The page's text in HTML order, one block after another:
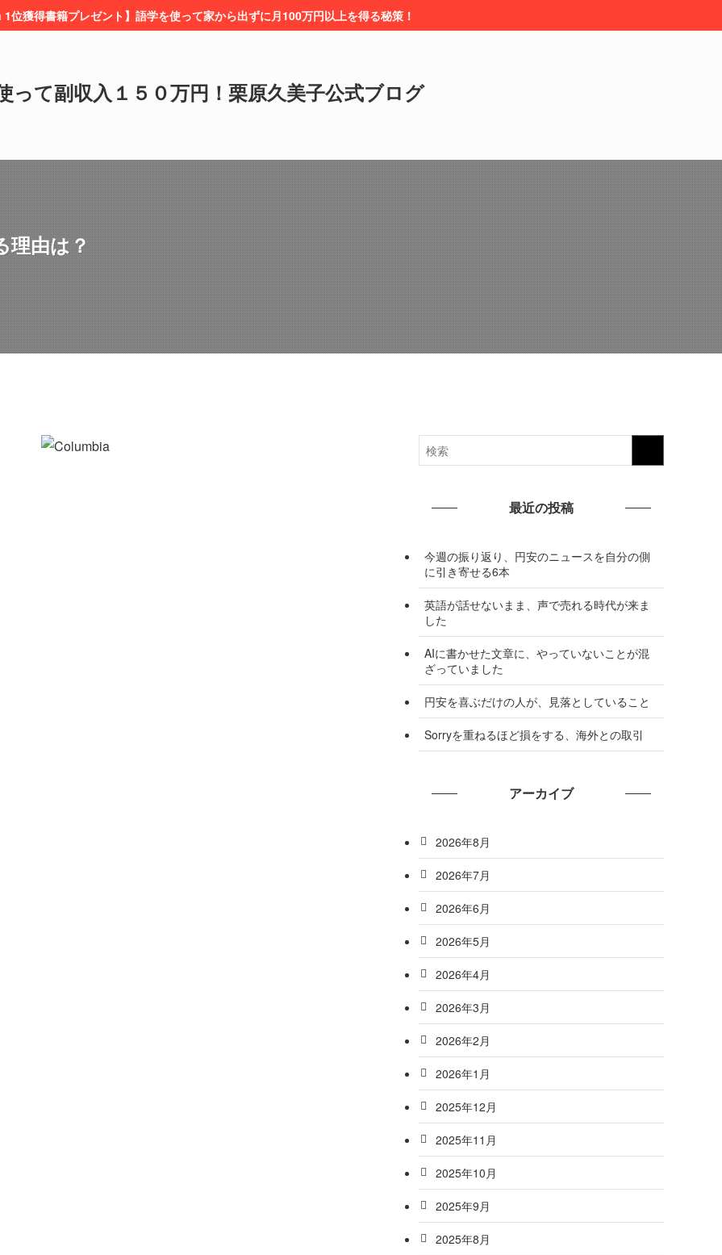
1位獲得書籍プレゼント】語学を使って家から出ずに月100万円以上を得る秘策！
って副収入１５０万円！栗原久美子公式ブログ
理由は？
最近の投稿
今週の振り返り、円安のニュースを自分の側
に引き寄せる6本
英語が話せないまま、声で売れる時代が来ま
した
AIに書かせた文章に、やっていないことが混
ざっていました
円安を喜ぶだけの人が、見落としていること
Sorryを重ねるほど損をする、海外との取引
アーカイブ
2026年8月
2026年7月
2026年6月
2026年5月
2026年4月
2026年3月
2026年2月
2026年1月
2025年12月
2025年11月
2025年10月
2025年9月
2025年8月